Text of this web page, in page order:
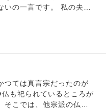
慣れ親しんだ
きますか？ 他宗派のお
の一言です。 私の夫の
、私も夫もその宗教を信
宗派が分からない状態で
夫でしょうか？真言宗の
うか？ また、お寺で空
る所など有りますでしょ
の勉強などもしたいと
つては真言宗だったのが
も祀られているところが
こでは、他宗派の仏具